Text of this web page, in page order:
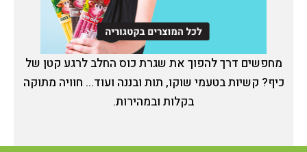
מחפשים דרך להפוך את שגרת כוס החלב לרגע קטן של
כיף? קשיות בטעמי שוקו, תות ובננה ועוד... חוויה מתוקה
בקלות ובמהירות.